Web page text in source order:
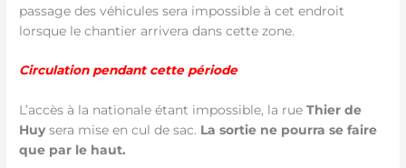
passage des véhicules sera impossible à cet endroit
lorsque le chantier arrivera dans cette zone.
Circulation pendant cette période
L’accès à la nationale étant impossible, la rueThier de
Huysera mise en cul de sac. La sortie ne pourra se faire
que par le haut.